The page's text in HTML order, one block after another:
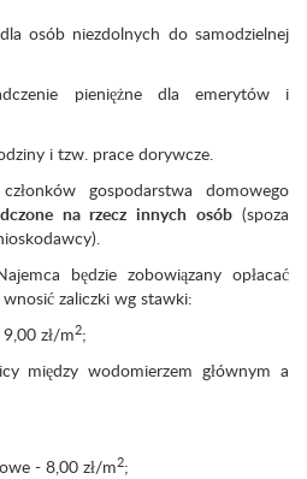
osób niezdolnych do samodzielnej
pieniężne dla emerytów i
i tzw. prace dorywcze.
gospodarstwa domowego
na rzecz innych osób (spoza
będzie zobowiązany opłacać
zaliczki wg stawki:
zł/m2;
między wodomierzem głównym a
- 8,00 zł/m2;